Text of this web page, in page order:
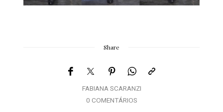
Share
FABIANA SCARANZI
0 COMENTÁRIOS